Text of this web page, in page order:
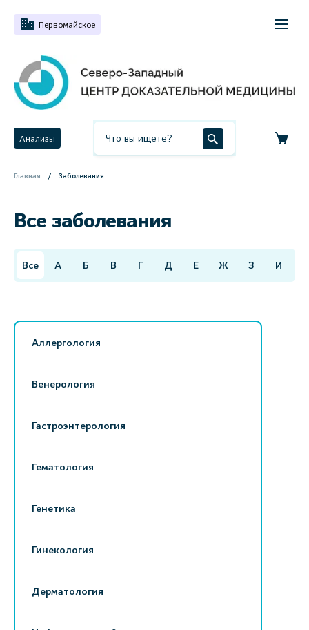
Первомайское
Анализы
Главная Заболевания
Все заболевания
Все А Б В Г Д Е Ж З И
Аллергология
Венерология
Гастроэнтерология
Гематология
Генетика
Гинекология
Дерматология